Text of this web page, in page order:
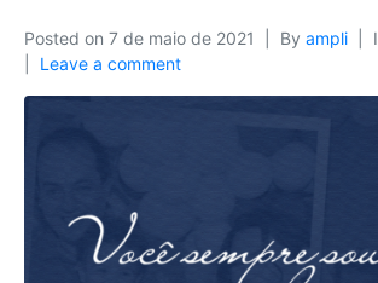
Posted on 7 de maio de 2021 By ampli
Leave a comment